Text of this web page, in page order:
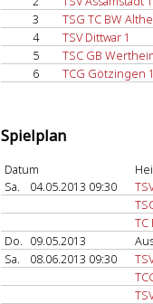
3
TSG TC BW
4
TSV Dittwar 1
5
TSC GB
6
TCG Götzingen
Spielplan
Datum
Sa.
04.05.2013 09:30
Do. 09.05.2013
Sa.
08.06.2013 09:30